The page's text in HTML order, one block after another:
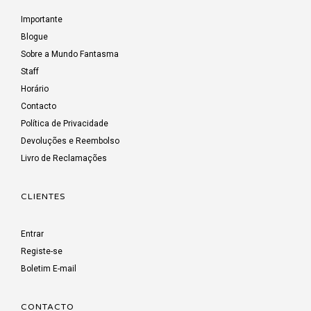
Importante
Blogue
Sobre a Mundo Fantasma
Staff
Horário
Contacto
Política de Privacidade
Devoluções e Reembolso
Livro de Reclamações
CLIENTES
Entrar
Registe-se
Boletim E-mail
CONTACTO